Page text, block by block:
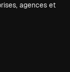
agences et